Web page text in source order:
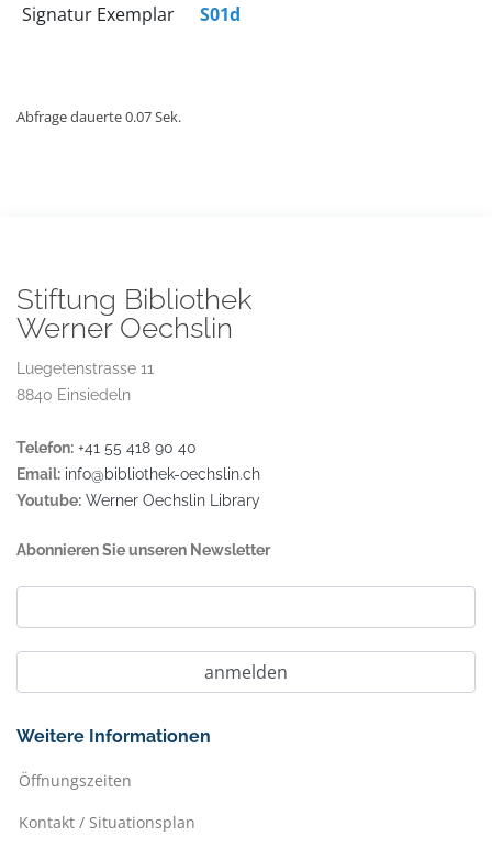
Signatur Exemplar
S01d
Abfrage dauerte 0.07 Sek.
Stiftung Bibliothek
Werner Oechslin
Luegetenstrasse 11
8840 Einsiedeln
Telefon: +41 55 418 90 40
Email: info@bibliothek-oechslin.ch
Youtube: Werner Oechslin Library
Abonnieren Sie unseren Newsletter
Weitere Informationen
Öffnungszeiten
Kontakt / Situationsplan